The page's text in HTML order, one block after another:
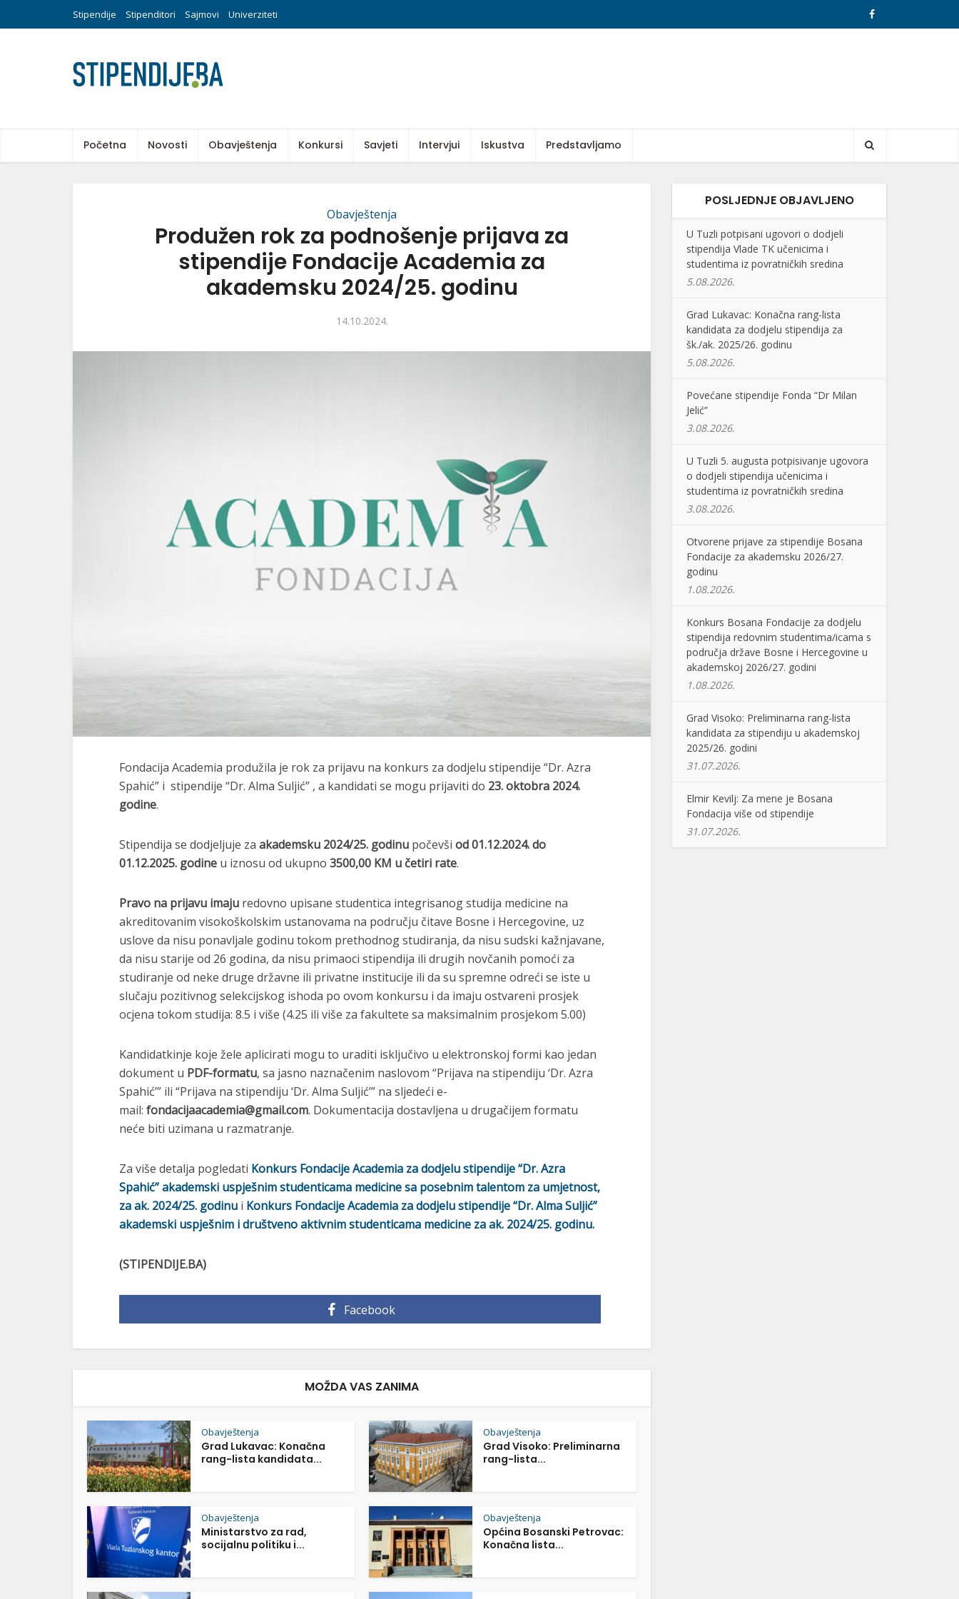
Stipendije Stipenditori Sajmovi Univerziteti
Početna Novosti Obavještenja Konkursi Savjeti Intervjui Iskustva Predstavljamo
Obavještenja
Produžen rok za podnošenje prijava za
stipendije Fondacije Academia za
akademsku 2024/25. godinu
14.10.2024.
Fondacija Academia produžila je rok za prijavu na konkurs za dodjelu stipendije “Dr. Azra
Spahić” i stipendije “Dr. Alma Suljić” , a kandidati se mogu prijaviti do 23. oktobra 2024.
godine.
Stipendija se dodjeljuje za akademsku 2024/25. godinu počevši od 01.12.2024. do
01.12.2025. godine u iznosu od ukupno 3500,00 KM u četiri rate.
Pravo na prijavu imaju redovno upisane studentica integrisanog studija medicine na
akreditovanim visokoškolskim ustanovama na području čitave Bosne i Hercegovine, uz
uslove da nisu ponavljale godinu tokom prethodnog studiranja, da nisu sudski kažnjavane,
da nisu starije od 26 godina, da nisu primaoci stipendija ili drugih novčanih pomoći za
studiranje od neke druge državne ili privatne institucije ili da su spremne odreći se iste u
slučaju pozitivnog selekcijskog ishoda po ovom konkursu i da imaju ostvareni prosjek
ocjena tokom studija: 8.5 i više (4.25 ili više za fakultete sa maksimalnim prosjekom 5.00)
Kandidatkinje koje žele aplicirati mogu to uraditi isključivo u elektronskoj formi kao jedan
dokument u PDF-formatu, sa jasno naznačenim naslovom “Prijava na stipendiju ‘Dr. Azra
Spahić’” ili “Prijava na stipendiju ‘Dr. Alma Suljić’” na sljedeći e-
mail: fondacijaacademia@gmail.com. Dokumentacija dostavljena u drugačijem formatu
neće biti uzimana u razmatranje.
Za više detalja pogledati Konkurs Fondacije Academia za dodjelu stipendije “Dr. Azra
Spahić” akademski uspješnim studenticama medicine sa posebnim talentom za umjetnost,
za ak. 2024/25. godinu i Konkurs Fondacije Academia za dodjelu stipendije “Dr. Alma Suljić”
akademski uspješnim i društveno aktivnim studenticama medicine za ak. 2024/25. godinu.
(STIPENDIJE.BA)
Facebook
MOŽDA VAS ZANIMA
Obavještenja
Grad Lukavac: Konačna
rang-lista kandidata...
Obavještenja
Grad Visoko: Preliminarna
rang-lista...
Obavještenja
Ministarstvo za rad,
socijalnu politiku i...
Obavještenja
Općina Bosanski Petrovac:
Konačna lista...
POSLJEDNJE OBJAVLJENO
U Tuzli potpisani ugovori o dodjeli
stipendija Vlade TK učenicima i
studentima iz povratničkih sredina
5.08.2026.
Grad Lukavac: Konačna rang-lista
kandidata za dodjelu stipendija za
šk./ak. 2025/26. godinu
5.08.2026.
Povećane stipendije Fonda “Dr Milan
Jelić”
3.08.2026.
U Tuzli 5. augusta potpisivanje ugovora
o dodjeli stipendija učenicima i
studentima iz povratničkih sredina
3.08.2026.
Otvorene prijave za stipendije Bosana
Fondacije za akademsku 2026/27.
godinu
1.08.2026.
Konkurs Bosana Fondacije za dodjelu
stipendija redovnim studentima/icama s
područja države Bosne i Hercegovine u
akademskoj 2026/27. godini
1.08.2026.
Grad Visoko: Preliminarna rang-lista
kandidata za stipendiju u akademskoj
2025/26. godini
31.07.2026.
Elmir Kevilj: Za mene je Bosana
Fondacija više od stipendije
31.07.2026.